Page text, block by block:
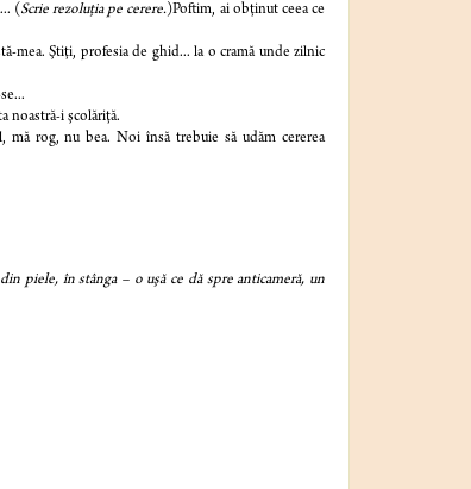
( Scrie rezoluţia pe cerere.)Poftim, ai obţinut ceea ce
mea. Ştiţi, profesia de ghid... la o cramă unde zilnic
noastră-i şcolăriţă.
mă rog, nu bea. Noi însă trebuie să udăm cererea
piele, în stânga – o uşă ce dă spre anticameră, un